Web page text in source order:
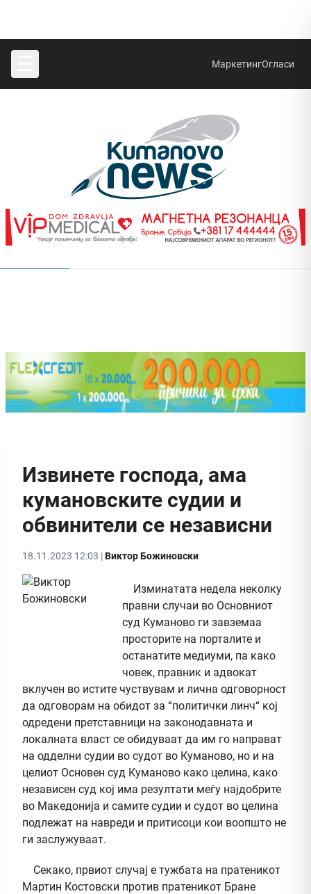
МаркетингОгласи
Извинете господа, ама
кумановските судии и
обвинители се независни
18.11.2023 12:03 |Виктор Божиновски
Изминатата недела неколку
правни случаи во Основниот
суд Куманово ги завземаа
просторите на порталите и
останатите медиуми, па како
човек, правник и адвокат
вклучен во истите чуствувам и лична одговорност
да одговорам на обидот за “политички линч“ кој
одредени претставници на законодавната и
локалната власт се обидуваат да им го направат
на одделни судии во судот во Куманово, но и на
целиот Основен суд Куманово како целина, како
независен суд кој има резултати меѓу најдобрите
во Македонија и самите судии и судот во целина
подлежат на навреди и притисоци кои воопшто не
ги заслужуваат.
Секако, првиот случај е тужбата на пратеникот
Мартин Костовски против пратеникот Бране